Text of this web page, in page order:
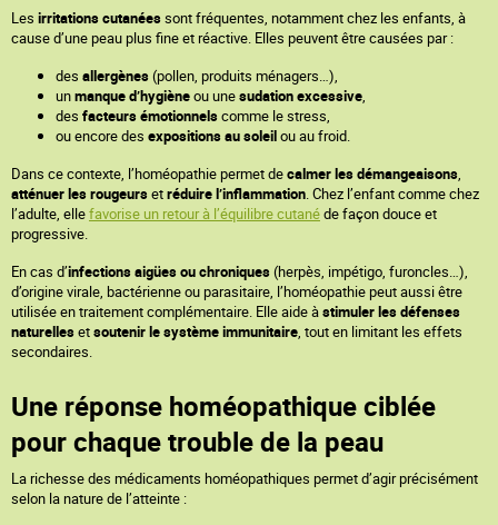
Les irritations cutanéessont fréquentes, notamment chez les enfants, à
cause d’une peau plus fine et réactive. Elles peuvent être causées par :
des allergènes(pollen, produits ménagers…),
unmanque d’hygièneou unesudation excessive,
des facteurs émotionnelscomme le stress,
ou encore des expositions au soleilou au froid.
Dans ce contexte, l’homéopathie permet decalmer les démangeaisons,
atténuer les rougeursetréduire l’inflammation. Chez l’enfant comme chez
l’adulte, ellefavorise un retour à l’équilibre cutanéde façon douce et
progressive.
En cas d’infections aigües ou chroniques(herpès, impétigo, furoncles…),
d’origine virale, bactérienne ou parasitaire, l’homéopathie peut aussi être
utilisée en traitement complémentaire. Elle aide àstimuler les défenses
naturellesetsoutenir le système immunitaire, tout en limitant les effets
secondaires.
Une réponse homéopathique ciblée
pour chaque trouble de la peau
La richesse des médicaments homéopathiques permet d’agir précisément
selon la nature de l’atteinte :